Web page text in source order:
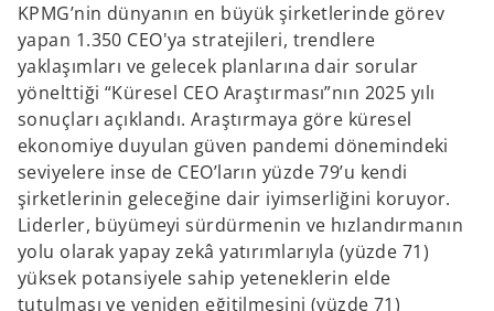
KPMG’nin dünyanın en büyük şirketlerinde görev
yapan 1.350 CEO'ya stratejileri, trendlere
yaklaşımları ve gelecek planlarına dair sorular
yönelttiği “Küresel CEO Araştırması”nın 2025 yılı
sonuçları açıklandı. Araştırmaya göre küresel
ekonomiye duyulan güven pandemi dönemindeki
seviyelere inse de CEO’ların yüzde 79’u kendi
şirketlerinin geleceğine dair iyimserliğini koruyor.
Liderler, büyümeyi sürdürmenin ve hızlandırmanın
yolu olarak yapay zekâ yatırımlarıyla (yüzde 71)
yüksek potansiyele sahip yeteneklerin elde
tutulması ve yeniden eğitilmesini (yüzde 71)